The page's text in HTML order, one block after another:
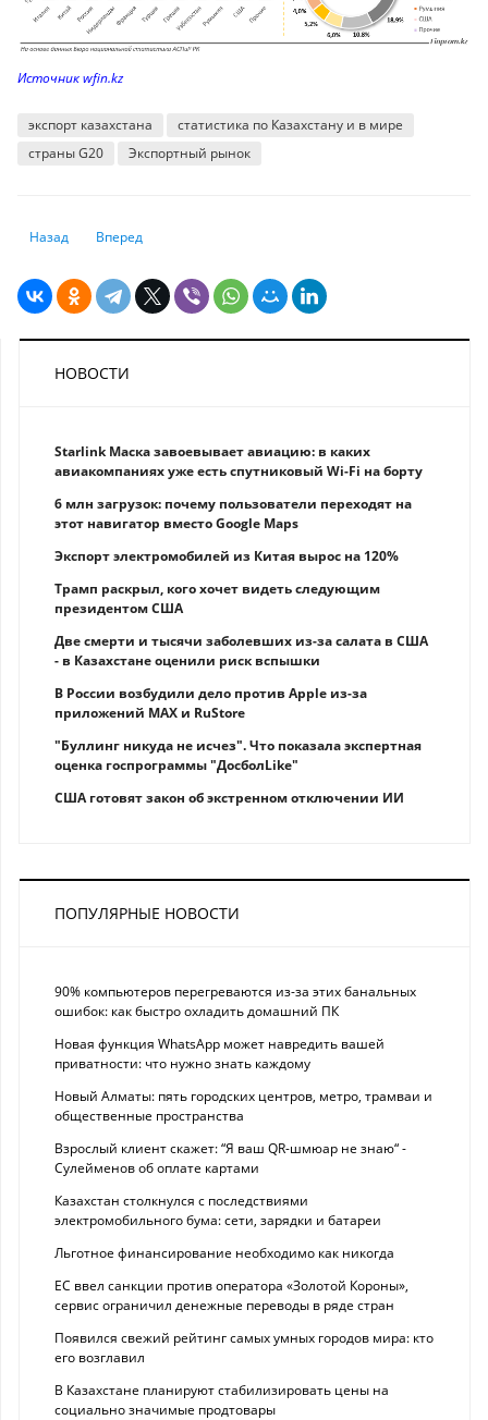
Источник wfin.kz
экспорт казахстана
статистика по Казахстану и в мире
страны G20
Экспортный рынок
Предыдущий: Средняя стоимость курсов казахского языка в РК — 20
Назад Следующий: Кредитование в Казахстане увеличилось на
Вперед
НОВОСТИ
Starlink Маска завоевывает авиацию: в каких
авиакомпаниях уже есть спутниковый Wi-Fi на борту
6 млн загрузок: почему пользователи переходят на
этот навигатор вместо Google Maps
Экспорт электромобилей из Китая вырос на 120%
Трамп раскрыл, кого хочет видеть следующим
президентом США
Две смерти и тысячи заболевших из-за салата в США
- в Казахстане оценили риск вспышки
В России возбудили дело против Apple из-за
приложений MAX и RuStore
"Буллинг никуда не исчез". Что показала экспертная
оценка госпрограммы "ДосболLike"
США готовят закон об экстренном отключении ИИ
ПОПУЛЯРНЫЕ НОВОСТИ
90% компьютеров перегреваются из-за этих банальных
ошибок: как быстро охладить домашний ПК
Новая функция WhatsApp может навредить вашей
приватности: что нужно знать каждому
Новый Алматы: пять городских центров, метро, трамваи и
общественные пространства
Взрослый клиент скажет: “Я ваш QR-шмюар не знаю“ -
Сулейменов об оплате картами
Казахстан столкнулся с последствиями
электромобильного бума: сети, зарядки и батареи
Льготное финансирование необходимо как никогда
ЕС ввел санкции против оператора «Золотой Короны»,
сервис ограничил денежные переводы в ряде стран
Появился свежий рейтинг самых умных городов мира: кто
его возглавил
В Казахстане планируют стабилизировать цены на
социально значимые продтовары